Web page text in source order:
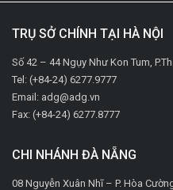
TRỤ SỞ CHÍNH TẠI HÀ NỘI
Số 42 – 44 Ngụy Như Kon Tum,
Tel: (+84-24) 6277.9777
Email: adg@adg.vn
Fax: (+84-24) 6277.8777
CHI NHÁNH ĐÀ NẴNG
08 Nguyễn Xuân Nhĩ – P. Hòa